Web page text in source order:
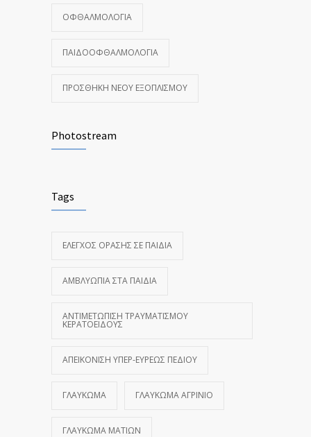
ΟΦΘΑΛΜΟΛΟΓΊΑ
ΠΑΙΔΟΟΦΘΑΛΜΟΛΟΓΊΑ
ΠΡΟΣΘΉΚΗ ΝΈΟΥ ΕΞΟΠΛΙΣΜΟΎ
Photostream
Tags
ΈΛΕΓΧΟΣ ΌΡΑΣΗΣ ΣΕ ΠΑΙΔΙΆ
ΑΜΒΛΥΩΠΊΑ ΣΤΑ ΠΑΙΔΙΆ
ΑΝΤΙΜΕΤΏΠΙΣΗ ΤΡΑΥΜΑΤΙΣΜΟΎ
ΚΕΡΑΤΟΕΙΔΟΎΣ
ΑΠΕΙΚΌΝΙΣΗ ΥΠΕΡ-ΕΥΡΈΩΣ ΠΕΔΊΟΥ
ΓΛΑΎΚΩΜΑ ΓΛΑΎΚΩΜΑ ΑΓΡΊΝΙΟ
ΓΛΑΎΚΩΜΑ ΜΑΤΙΏΝ